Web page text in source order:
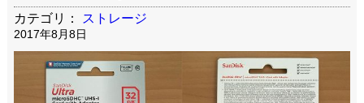
カテゴリ： ストレージ
2017年8月8日